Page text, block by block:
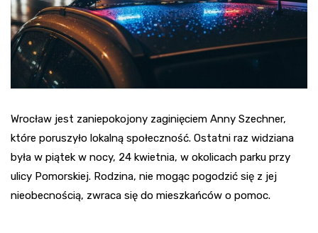
Wrocław jest zaniepokojony zaginięciem Anny Szechner,
które poruszyło lokalną społeczność. Ostatni raz widziana
była w piątek w nocy, 24 kwietnia, w okolicach parku przy
ulicy Pomorskiej. Rodzina, nie mogąc pogodzić się z jej
nieobecnością, zwraca się do mieszkańców o pomoc.